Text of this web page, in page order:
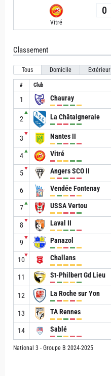
Vitré
0
Classement
Tous Domicile Extérieur
# Club
1 Chauray
2
▲
La Châtaigneraie
3
▼ Nantes II
4
▲ Vitré
5
▼ Angers SCO II
6 Vendée Fontenay
7
▲ USSA Vertou
8
▼ Laval II
9
▼ Panazol
10
▼ Challans
11 St-Philbert Gd Lieu
12 La Roche sur Yon
13 TA Rennes
14 Sablé
National 3 - Groupe B 2024-2025